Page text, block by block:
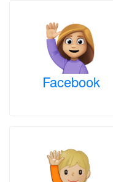
Facebook